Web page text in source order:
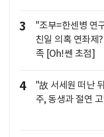
3
"조부=한센병 연
친일 의혹 연좌제
족 [Oh!쎈 초점]
4
"故 서세원 떠난
주, 동생과 절연